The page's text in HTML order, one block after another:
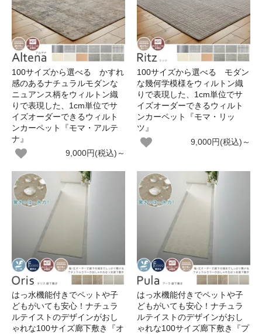
100サイズから選べる かすれ
感のあるナチュラルモダンな
ニュアンス柄をウィルトン織
りで表現した、1cm単位でサ
イズオーダーできるウィルト
ンカーペット『モマ・アルテ
ナ』
9,000円(税込)～
100サイズから選べる モダン
な幾何学模様をウィルトン織
りで表現した、1cm単位でサ
イズオーダーできるウィルト
ンカーペット『モマ・リッ
ツ』
9,000円(税込)～
はっ水機能付きでペットや子
どもがいても安心！ナチュラ
ルテイストのデザインがおし
ゃれな100サイズ廊下敷き『オ
はっ水機能付きでペットや子
どもがいても安心！ナチュラ
ルテイストのデザインがおし
ゃれな100サイズ廊下敷き『プ